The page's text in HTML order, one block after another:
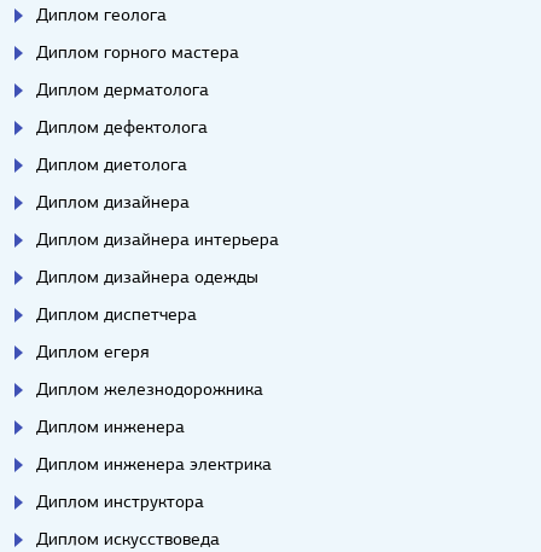
Диплом геолога
Диплом горного мастера
Диплом дерматолога
Диплом дефектолога
Диплом диетолога
Диплом дизайнера
Диплом дизайнера интерьера
Диплом дизайнера одежды
Диплом диспетчера
Диплом егеря
Диплом железнодорожника
Диплом инженера
Диплом инженера электрика
Диплом инструктора
Диплом искусствоведа